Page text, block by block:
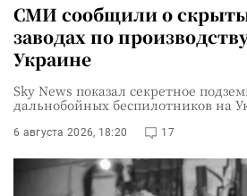
СМИ сообщили о
заводах по
Украине
Sky News показал секретное
дальнобойных беспилотников на
6 августа 2026, 18:20 17